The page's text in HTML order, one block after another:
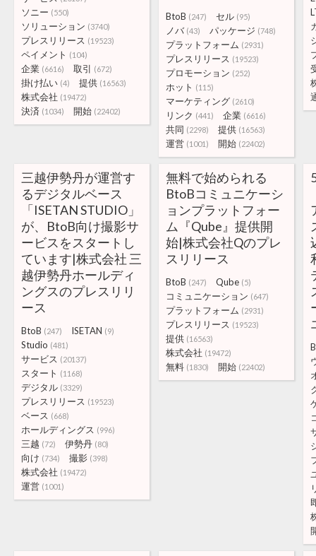
ソニー (550)
ソリューション (3740)
プレスリリース (19523)
ペイメント (104)
企業 (6616) 取引 (672)
掛け払い (4) 提供 (16563)
株式会社 (19472)
決済 (1034) 開始 (22402)
BtoB (247) セル (95)
ノバ (43) パッケージ (748)
プラットフォーム (2931)
プレスリリース (19523)
プロモーション (252)
ホット (115)
マーケティング (2610)
リンク (441) 企業 (6616)
共同 (2298) 提供 (16563)
運営 (1001) 開始 (22402)
三越伊勢丹が運営す
るデジタルベース
「ISETAN STUDIO」
が、BtoB向け撮影サ
ービスをスタートし
ています|株式会社 三
越伊勢丹ホールディ
ングスのプレスリリ
ース
BtoB (247) ISETAN (9)
Studio (481)
サービス (20137)
スタート (1168)
デジタル (3329)
プレスリリース (19523)
ベース (668)
ホールディングス (996)
三越 (72) 伊勢丹 (80)
向け (734) 撮影 (398)
株式会社 (19472)
運営 (1001)
無料で始められる
BtoBコミュニケーシ
ョンプラットフォー
ム『Qube』提供開
始|株式会社Qのプレ
スリリース
BtoB (247) Qube (5)
コミュニケーション (647)
プラットフォーム (2931)
プレスリリース (19523)
提供 (16563)
株式会社 (19472)
無料 (1830) 開始 (22402)